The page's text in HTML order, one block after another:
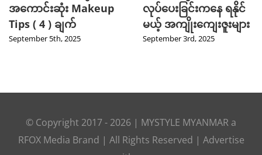
အကောင်းဆုံး Makeup
Tips ( 4 ) ချက်
September 5th, 2025
လုပ်ပေးခြင်းကနေ ရနိုင်
မယ့် အကျိုးကျေးဇူးများ
September 3rd, 2025
© Copyright 2017 - 2026 | MYSTYLE MYANMAR a
RFOX Media Brand | All Rights Reserved | Advertise